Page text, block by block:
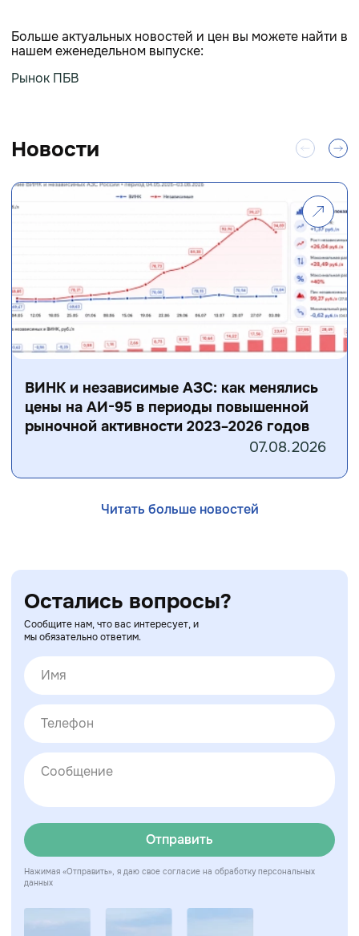
Больше актуальных новостей и цен вы можете найти в
нашем еженедельном выпуске:
Рынок ПБВ
Новости
Читать больше новостей
ВИНК и независимые АЗС: как менялись
цены на АИ-95 в периоды повышенной
рыночной активности 2023–2026 годов
07.08.2026
Остались вопросы?
Сообщите нам, что вас интересует, и
мы обязательно ответим.
Отправить
Нажимая «Отправить», я даю свое согласие на обработку персональных
данных